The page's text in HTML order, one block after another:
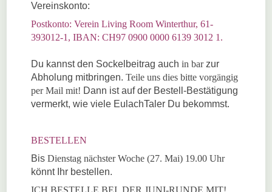
Vereinskonto:
Postkonto: Verein Living Room Winterthur, 61-
393012-1, IBAN: CH97 0900 0000 6139 3012 1.
Du kannst den Sockelbeitrag auchin barzur
Abholung mitbringen. Teile uns dies bitte vorgängig
per Mail mit! Dann ist auf der Bestell-Bestätigung
vermerkt, wie viele EulachTaler Du bekommst.
BESTELLEN
BisDienstag nächster Woche (27. Mai) 19.00 Uhr
könnt Ihr bestellen.
ICH BESTELLE BEI DER JUNI-RUNDE MIT!